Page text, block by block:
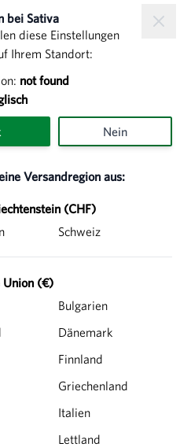
bei Sativa
diese Einstellungen
Ihrem Standort:
not found
Nein
Versandregion aus:
(CHF)
Schweiz
Union (€)
Bulgarien
Dänemark
Finnland
Griechenland
Italien
Lettland
Winterlauch
und standfeste Sorte
Erträgt stärkere
langsam auf. Für
im Geschmack.
09